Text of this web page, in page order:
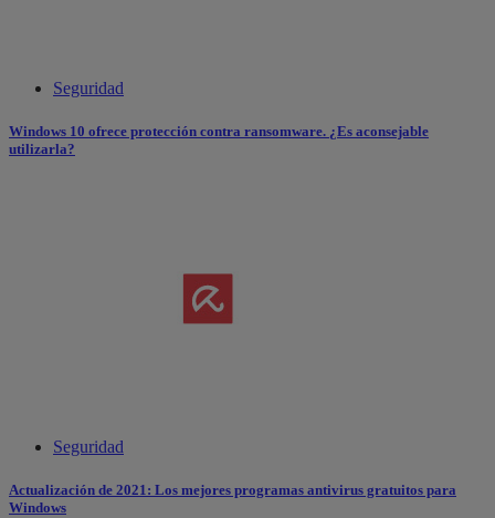
Seguridad
Windows 10 ofrece protección contra ransomware. ¿Es aconsejable
utilizarla?
Seguridad
Actualización de 2021: Los mejores programas antivirus gratuitos para
Windows